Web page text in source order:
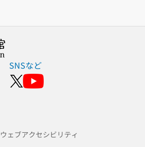
SNSなど
ウェブアクセシビリティ